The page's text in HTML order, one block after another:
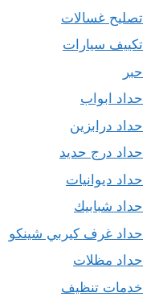
تصليح غسالات
تكييف سيارات
حبر
حداد ابواب
حداد درابزين
حداد درج حديد
حداد ديوانيات
حداد شبابيك
حداد غرف كيربي شينكو
حداد مظلات
خدمات تنظيف